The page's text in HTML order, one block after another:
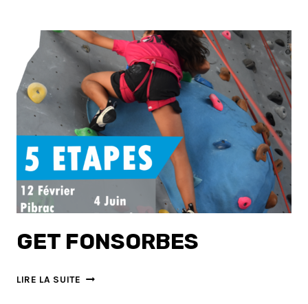
:
LES
RÉSULTATS
GET FONSORBES
LIRE LA SUITE GET